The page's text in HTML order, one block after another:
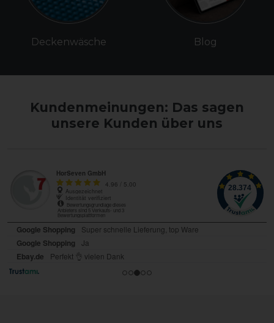
Deckenwäsche Blog
Kundenmeinungen: Das sagen
unsere Kunden über uns